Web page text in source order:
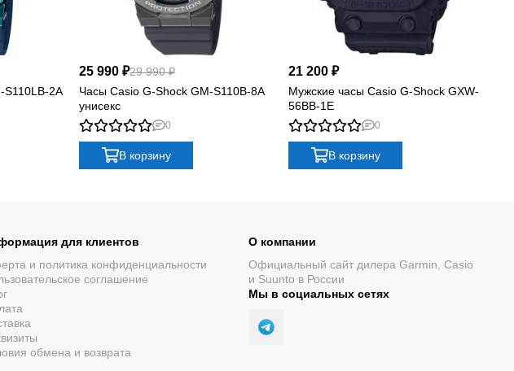
S110LB-2A
25 990 ₽29 990 ₽
Часы Casio G-Shock GM-S110B-8A
унисекс
0
В корзину
21 200 ₽
Мужские часы Casio G-Shock GXW-
56BB-1E
0
В корзину
для клиентов
и политика конфиденциальности
соглашение
обмена и возврата
О компании
Официальный сайт дилера Garmin, Casio
и Suunto в России
Мы в социальных сетях